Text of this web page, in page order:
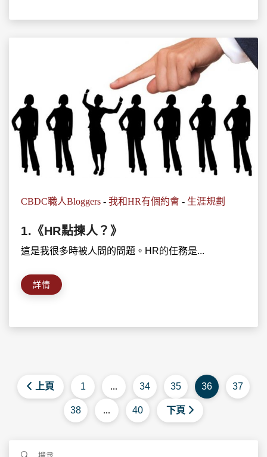
CBDC職人Bloggers - 我和HR有個約會 - 生涯規劃
1.《HR點揀人？》
這是我很多時被人問的問題。HR的任務是...
詳情
上頁 1 ... 34 35 36 37
38 ... 40 下頁